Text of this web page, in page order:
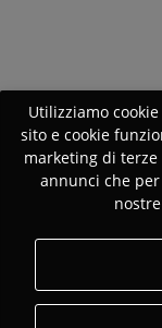
Utilizziamo
sito e cookie
marketing di
annunci che
nostre